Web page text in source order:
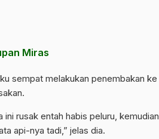
Miras
sempat melakukan penembakan ke
rusak entah habis peluru, kemudian
api-nya tadi,” jelas dia.